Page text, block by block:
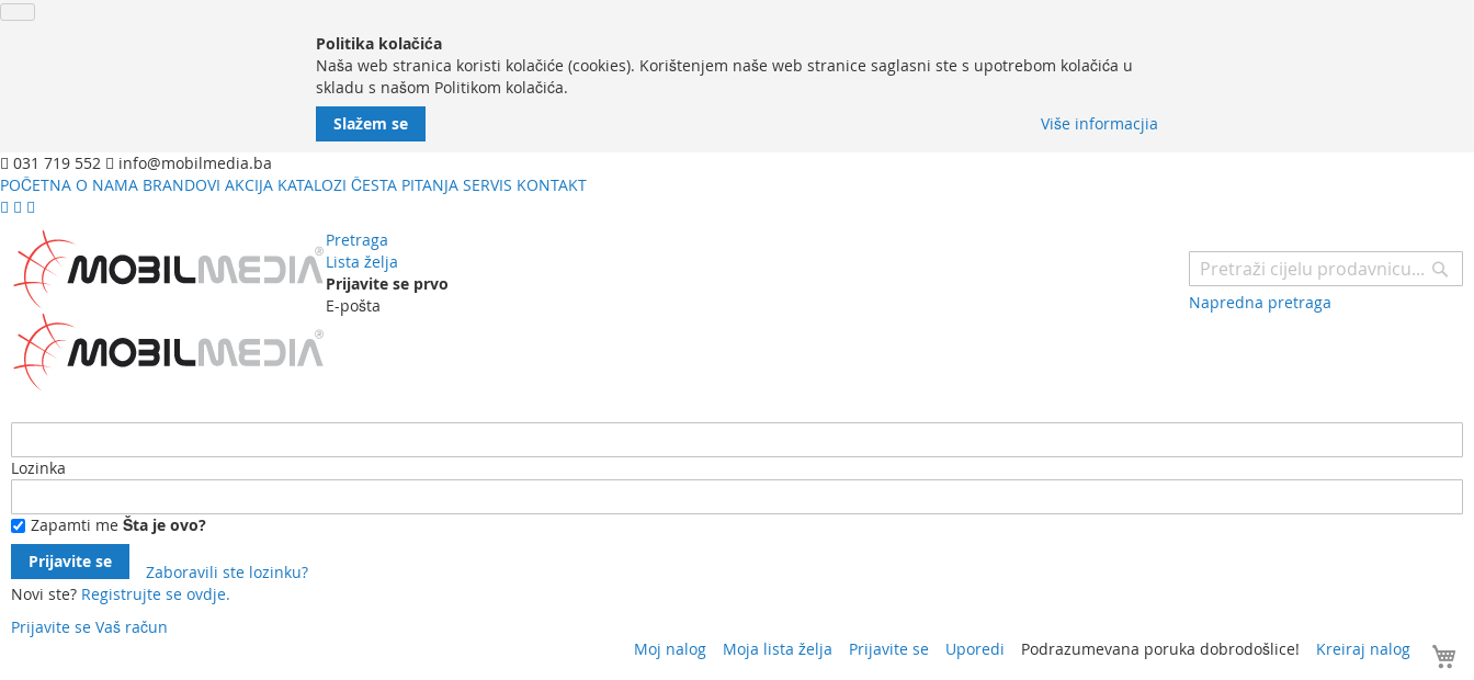
Politika kolačića
Naša web stranica koristi kolačiće (cookies). Korištenjem naše web stranice saglasni ste s upotrebom kolačića u
skladu s našom Politikom kolačića.
Više informacjia
Slažem se
031 719 552
info@mobilmedia.ba
POČETNA O NAMA BRANDOVI AKCIJA KATALOZI ČESTA PITANJA SERVIS KONTAKT
Pretraga
Napredna pretraga
Lista želja
Prijavite se prvo
E-pošta
Lozinka
Zapamti me Šta je ovo?
Prijavite se
Zaboravili ste lozinku?
Novi ste? Registrujte se ovdje.
Prijavite se Vaš račun
Moj nalog Moja lista želja Prijavite se Uporedi Podrazumevana poruka dobrodošlice! Kreiraj nalog